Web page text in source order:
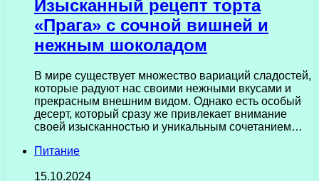
Изысканный рецепт торта
«Прага» с сочной вишней и
нежным шоколадом
В мире существует множество вариаций сладостей,
которые радуют нас своими нежными вкусами и
прекрасным внешним видом. Однако есть особый
десерт, который сразу же привлекает внимание
своей изысканностью и уникальным сочетанием…
Питание
15.10.2024